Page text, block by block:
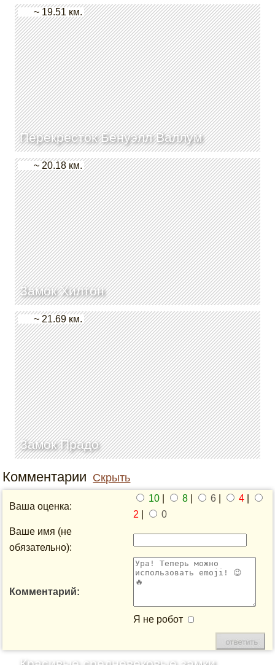
Перекресток Бенуэлл Валлум
~ 19.51 км.
Замок Хилтон
~ 20.18 км.
Замок Прадо
~ 21.69 км.
Комментарии Скрыть
Ваша оценка:
10 8 6 4
2
0
Ваше имя (не
обязательно):
Комментарий:
Я не робот